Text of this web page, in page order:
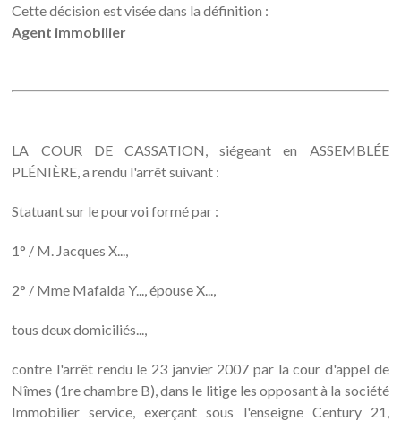
Cette décision est visée dans la définition :
Agent immobilier
LA COUR DE CASSATION, siégeant en ASSEMBLÉE
PLÉNIÈRE, a rendu l'arrêt suivant :
Statuant sur le pourvoi formé par :
1° / M. Jacques X...,
2° / Mme Mafalda Y..., épouse X...,
tous deux domiciliés...,
contre l'arrêt rendu le 23 janvier 2007 par la cour d'appel de
Nîmes (1re chambre B), dans le litige les opposant à la société
Immobilier service, exerçant sous l'enseigne Century 21,